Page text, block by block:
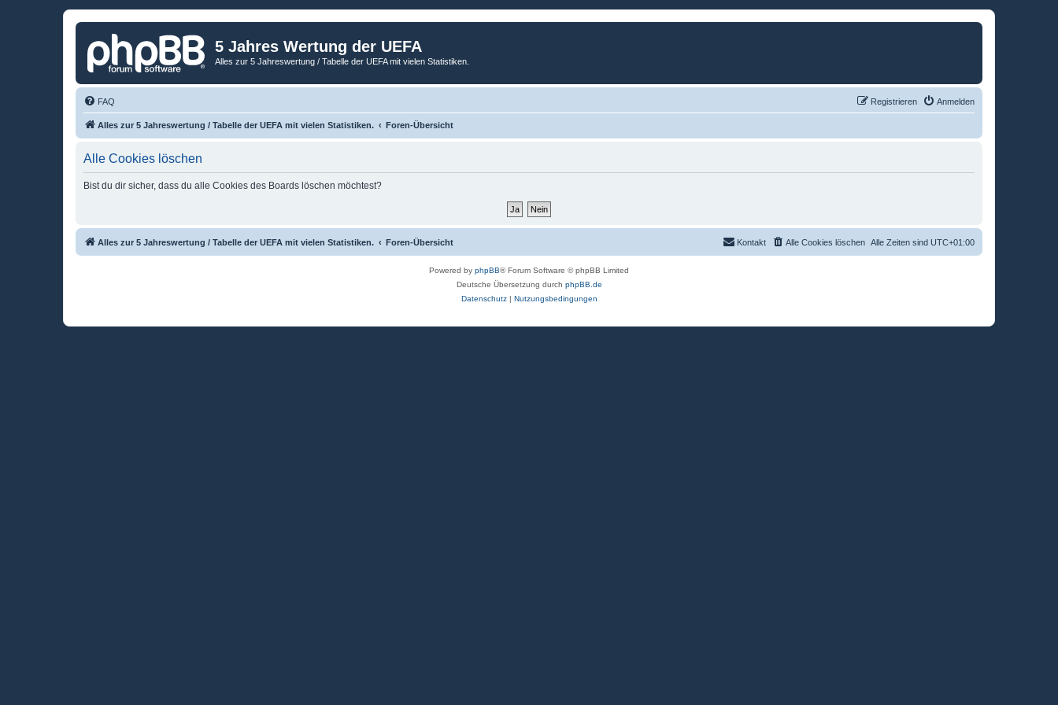
5 Jahres Wertung der UEFA
Alles zur 5 Jahreswertung / Tabelle der UEFA mit vielen Statistiken.
FAQ Anmelden
Registrieren
Alles zur 5 Jahreswertung / Tabelle der UEFA mit vielen Statistiken. Foren-Übersicht
Alle Cookies löschen
Bist du dir sicher, dass du alle Cookies des Boards löschen möchtest?
Alles zur 5 Jahreswertung / Tabelle der UEFA mit vielen Statistiken. Foren-Übersicht Alle Zeiten sind UTC+01:00
Alle Cookies löschen
Kontakt
Powered by phpBB® Forum Software © phpBB Limited
Deutsche Übersetzung durch phpBB.de
Datenschutz| Nutzungsbedingungen